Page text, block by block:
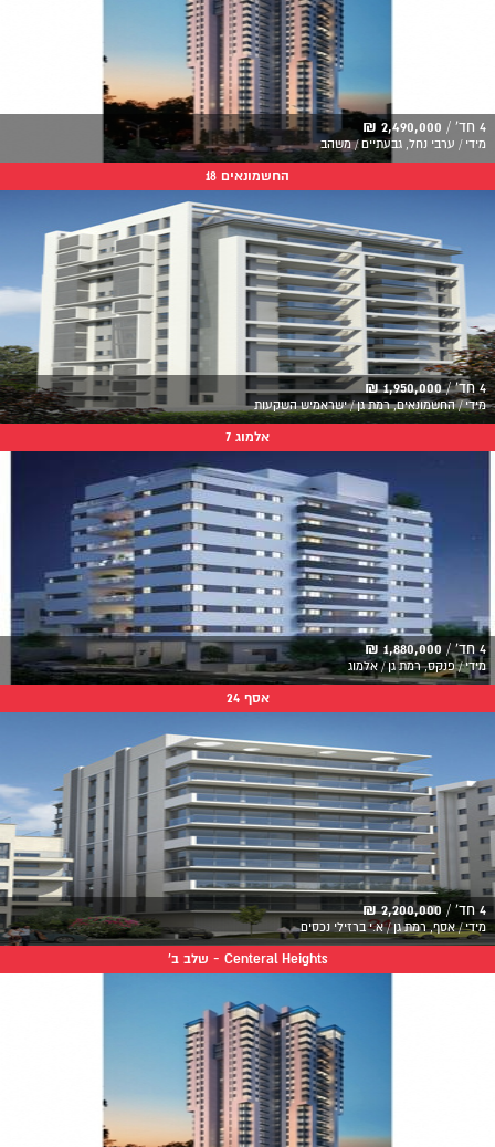
4 חד' / 2,490,000 ₪
מידי / ערבי נחל, גבעתיים / משהב
החשמונאים 18
4 חד' / 1,950,000 ₪
מידי / החשמונאים, רמת גן / ישראמיש השקעות
אלמוג 7
4 חד' / 1,880,000 ₪
מידי / פנקס, רמת גן / אלמוג
אסף 24
4 חד' / 2,200,000 ₪
מידי / אסף, רמת גן / א.י ברזילי נכסים
Centeral Heights - שלב ב'